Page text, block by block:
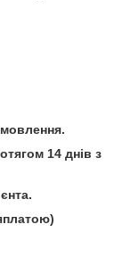
14 днів з